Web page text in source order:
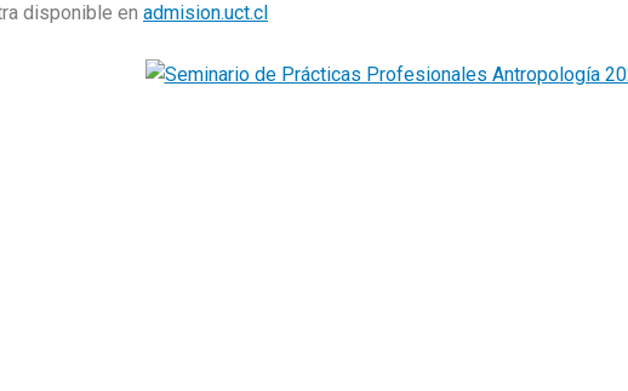
disponible en admision.uct.cl